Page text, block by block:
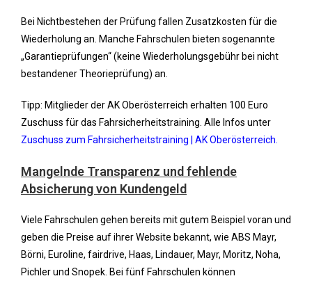
Bei Nichtbestehen der Prüfung fallen Zusatzkosten für die
Wiederholung an. Manche Fahrschulen bieten sogenannte
„Garantieprüfungen“ (keine Wiederholungsgebühr bei nicht
bestandener Theorieprüfung) an.
Tipp: Mitglieder der AK Oberösterreich erhalten 100 Euro
Zuschuss für das Fahrsicherheitstraining. Alle Infos unter
Zuschuss zum Fahrsicherheitstraining | AK Oberösterreich.
Mangelnde Transparenz und fehlende
Absicherung von Kundengeld
Viele Fahrschulen gehen bereits mit gutem Beispiel voran und
geben die Preise auf ihrer Website bekannt, wie ABS Mayr,
Börni, Euroline, fairdrive, Haas, Lindauer, Mayr, Moritz, Noha,
Pichler und Snopek. Bei fünf Fahrschulen können